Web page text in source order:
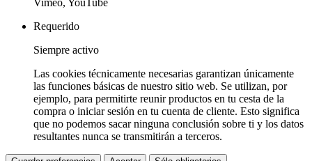
Requerido
Siempre activo
Las cookies técnicamente necesarias garantizan únicamente
las funciones básicas de nuestro sitio web. Se utilizan, por
ejemplo, para permitirte reunir productos en tu cesta de la
compra o iniciar sesión en tu cuenta de cliente. Esto significa
que no podemos sacar ninguna conclusión sobre ti y los datos
resultantes nunca se transmitirán a terceros.